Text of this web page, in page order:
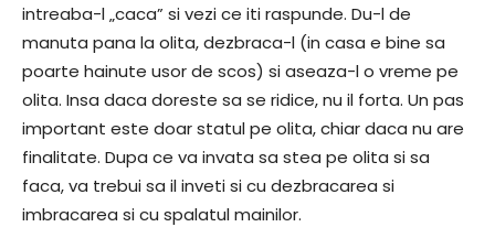
intreaba-l „caca” si vezi ce iti raspunde. Du-l de
manuta pana la olita, dezbraca-l (in casa e bine sa
poarte hainute usor de scos) si aseaza-l o vreme pe
olita. Insa daca doreste sa se ridice, nu il forta. Un pas
important este doar statul pe olita, chiar daca nu are
finalitate. Dupa ce va invata sa stea pe olita si sa
faca, va trebui sa il inveti si cu dezbracarea si
imbracarea si cu spalatul mainilor.